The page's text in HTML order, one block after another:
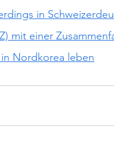
in
mit einer
Nordkorea leben